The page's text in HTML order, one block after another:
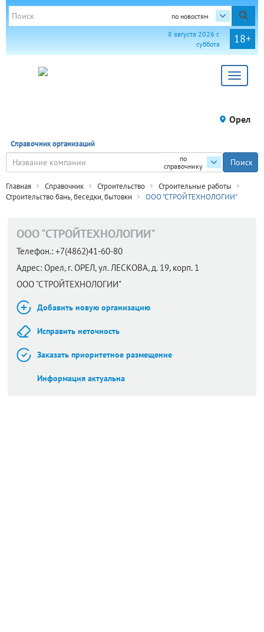
по новостям
18+
8 августа 2026 г.
суббота
Toggle
Орел
Справочник организаций
по
справочнику
Главная Справочник Строительство
Строительные работы
Строительство бань, беседки, бытовки
ООО "СТРОЙТЕХНОЛОГИИ"
ООО "СТРОЙТЕХНОЛОГИИ"
Телефон.: +7(4862)41-60-80
Адрес: Орел, г. ОРЕЛ, ул. ЛЕСКОВА, д. 19, корп. 1
ООО "СТРОЙТЕХНОЛОГИИ"
Добавить новую организацию
Исправить неточность
Заказать приоритетное размещение
Информация актуальна